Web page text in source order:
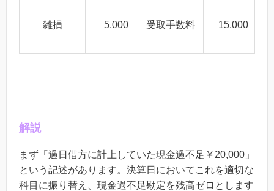
雑損 5,000 受取手数料 15,000
解説
まず「 過日借方に計上していた現金過不足￥20,000 」
という記述があります。決算日においてこれを適切な
科目に振り替え、 現金過不足勘定を残高ゼロとします